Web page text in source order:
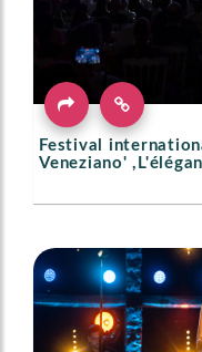
Festival
Veneziano'